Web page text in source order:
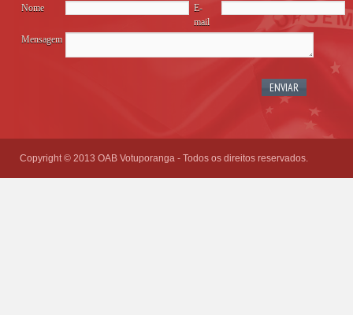
Nome
E-
mail
Mensagem
Copyright © 2013 OAB Votuporanga - Todos os direitos reservados.